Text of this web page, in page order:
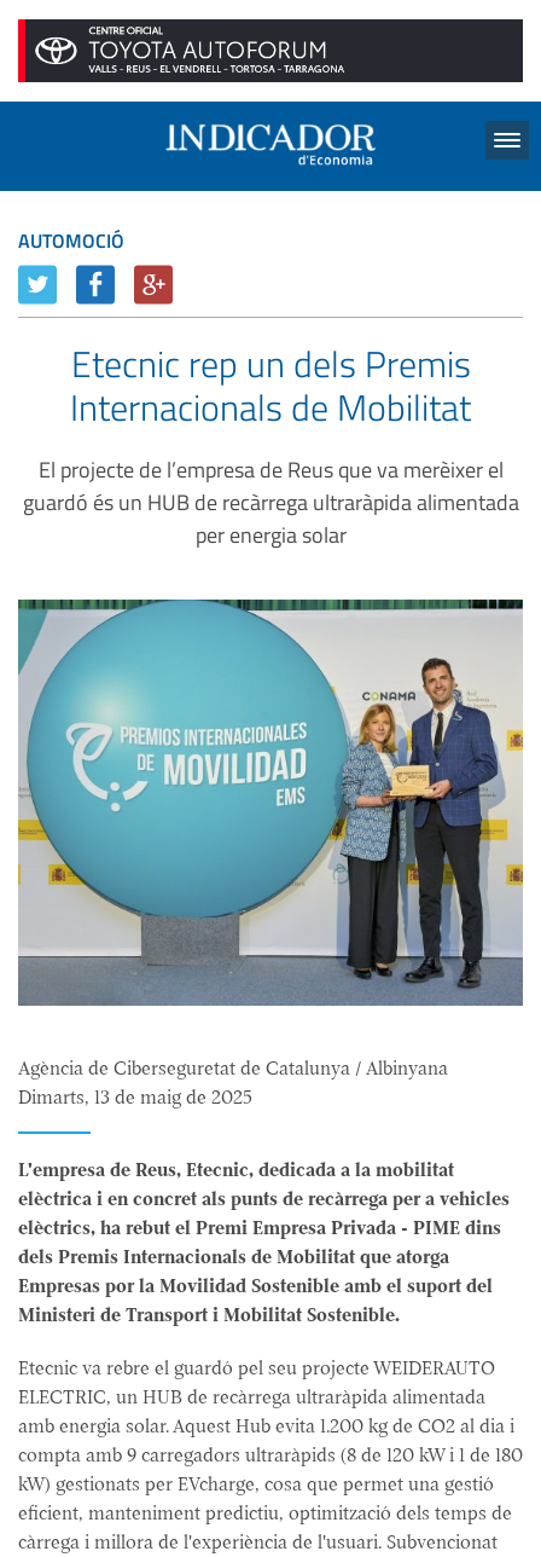
AUTOMOCIÓ
Etecnic rep un dels Premis
Internacionals de Mobilitat
El projecte de l’empresa de Reus que va merèixer el
guardó és un HUB de recàrrega ultraràpida alimentada
per energia solar
Agència de Ciberseguretat de Catalunya / Albinyana
Dimarts, 13 de maig de 2025
L'empresa de Reus, Etecnic, dedicada a la mobilitat
elèctrica i en concret als punts de recàrrega per a vehicles
elèctrics, ha rebut el Premi Empresa Privada - PIME dins
dels Premis Internacionals de Mobilitat que atorga
Empresas por la Movilidad Sostenible amb el suport del
Ministeri de Transport i Mobilitat Sostenible.
Etecnic va rebre el guardó pel seu projecte WEIDERAUTO
ELECTRIC, un HUB de recàrrega ultraràpida alimentada
amb energia solar. Aquest Hub evita 1.200 kg de CO2 al dia i
compta amb 9 carregadors ultraràpids (8 de 120 kW i 1 de 180
kW) gestionats per EVcharge, cosa que permet una gestió
eficient, manteniment predictiu, optimització dels temps de
càrrega i millora de l'experiència de l'usuari. Subvencionat